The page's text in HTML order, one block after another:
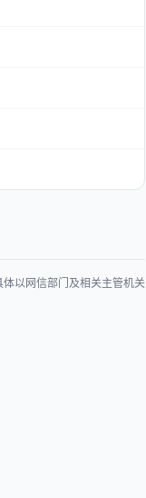
以网信部门及相关主管机关